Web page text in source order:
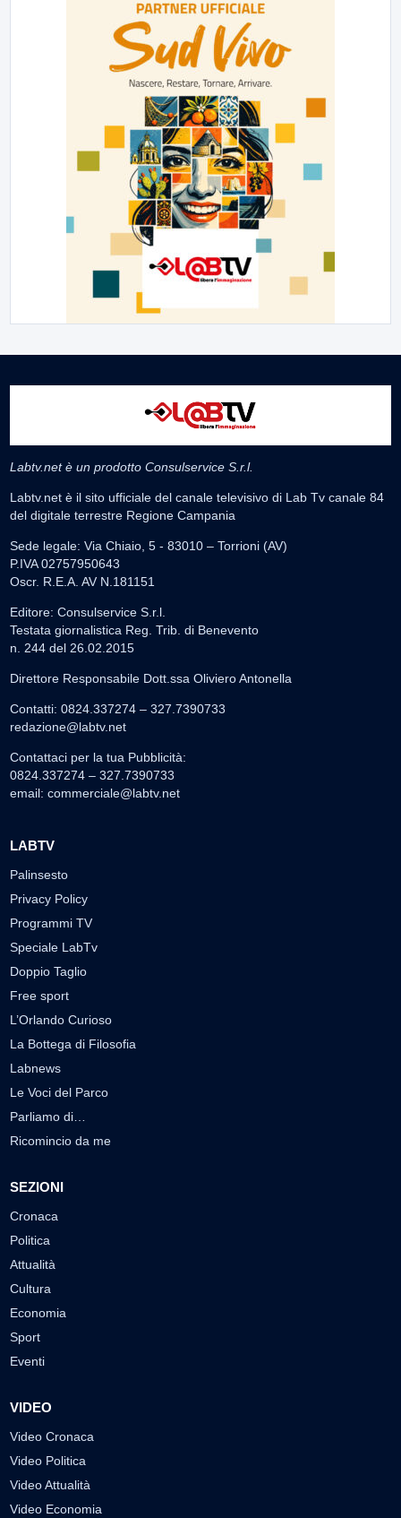
Labtv.net è un prodotto Consulservice S.r.l.
Labtv.net è il sito ufficiale del canale televisivo di Lab Tv canale 84
del digitale terrestre Regione Campania
Sede legale: Via Chiaio, 5 - 83010 – Torrioni (AV)
P.IVA 02757950643
Oscr. R.E.A. AV N.181151
Editore: Consulservice S.r.l.
Testata giornalistica Reg. Trib. di Benevento
n. 244 del 26.02.2015
Direttore Responsabile Dott.ssa Oliviero Antonella
Contatti: 0824.337274 – 327.7390733
redazione@labtv.net
Contattaci per la tua Pubblicità:
0824.337274 – 327.7390733
email: commerciale@labtv.net
LABTV
Palinsesto
Privacy Policy
Programmi TV
Speciale LabTv
Doppio Taglio
Free sport
L’Orlando Curioso
La Bottega di Filosofia
Labnews
Le Voci del Parco
Parliamo di…
Ricomincio da me
SEZIONI
Cronaca
Politica
Attualità
Cultura
Economia
Sport
Eventi
VIDEO
Video Cronaca
Video Politica
Video Attualità
Video Economia